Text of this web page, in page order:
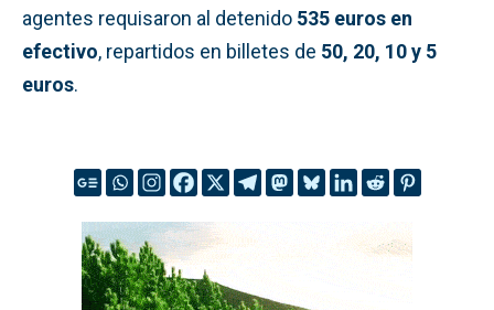
agentes requisaron al detenido 535 euros en
efectivo, repartidos en billetes de 50, 20, 10 y 5
euros.